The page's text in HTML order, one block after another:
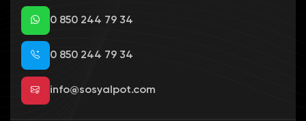
0 850 244 79 34
0 850 244 79 34
info@sosyalpot.com